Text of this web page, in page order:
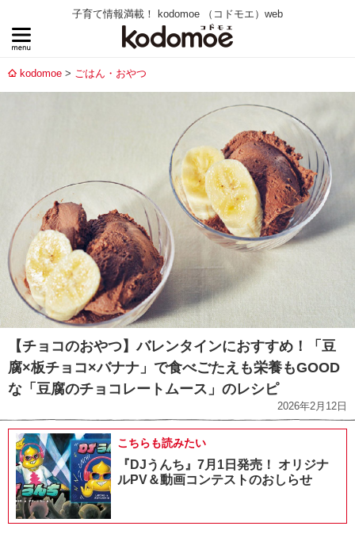
子育て情報満載！ kodomoe （コドモエ）web
kodomoe ごはん・おやつ
【チョコのおやつ】バレンタインにおすすめ！「豆
腐×板チョコ×バナナ」で食べごたえも栄養もGOOD
な「豆腐のチョコレートムース」のレシピ
2026年2月12日
こちらも読みたい
『DJうんち』7月1日発売！ オリジナ
ルPV＆動画コンテストのおしらせ